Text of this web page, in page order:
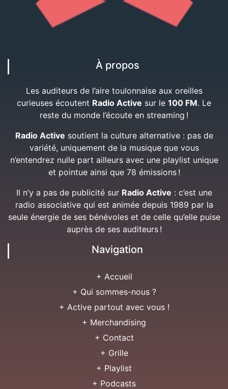
À propos
Les auditeurs de l’aire toulonnaise aux oreilles
curieuses écoutent Radio Active sur le 100 FM. Le
reste du monde l’écoute en streaming !
Radio Active soutient la culture alternative : pas de
variété, uniquement de la musique que vous
n’entendrez nulle part ailleurs avec une playlist unique
et pointue ainsi que 78 émissions !
Il n’y a pas de publicité sur Radio Active : c’est une
radio associative qui est animée depuis 1989 par la
seule énergie de ses bénévoles et de celle qu’elle puise
auprès de ses auditeurs !
Navigation
+ Accueil
+ Qui sommes-nous ?
+ Active partout avec vous !
+ Merchandising
+ Contact
+ Grille
+ Playlist
+ Podcasts